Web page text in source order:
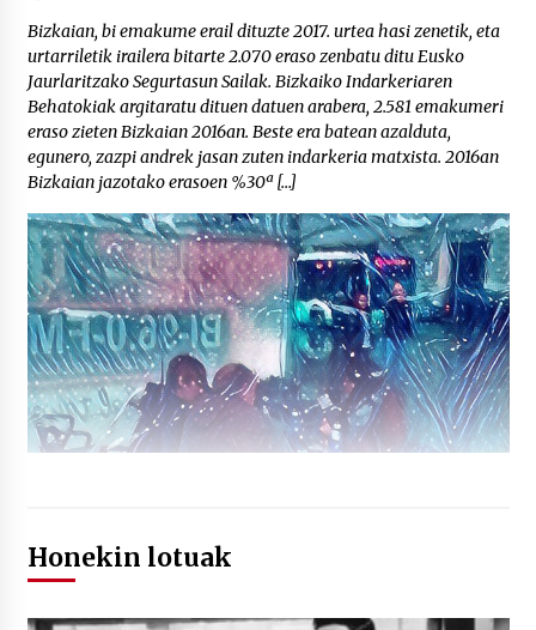
Bizkaian, bi emakume erail dituzte 2017. urtea hasi zenetik, eta
urtarriletik irailera bitarte 2.070 eraso zenbatu ditu Eusko
Jaurlaritzako Segurtasun Sailak. Bizkaiko Indarkeriaren
Behatokiak argitaratu dituen datuen arabera, 2.581 emakumeri
eraso zieten Bizkaian 2016an. Beste era batean azalduta,
egunero, zazpi andrek jasan zuten indarkeria matxista. 2016an
Bizkaian jazotako erasoen %30ª […]
Honekin lotuak